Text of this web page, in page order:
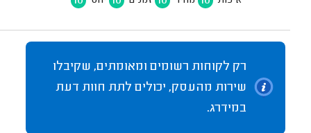
רק לקוחות רשומים ומאומתים, שקיבלו
שירות מהעסק, יכולים לתת חוות דעת
במידרג.